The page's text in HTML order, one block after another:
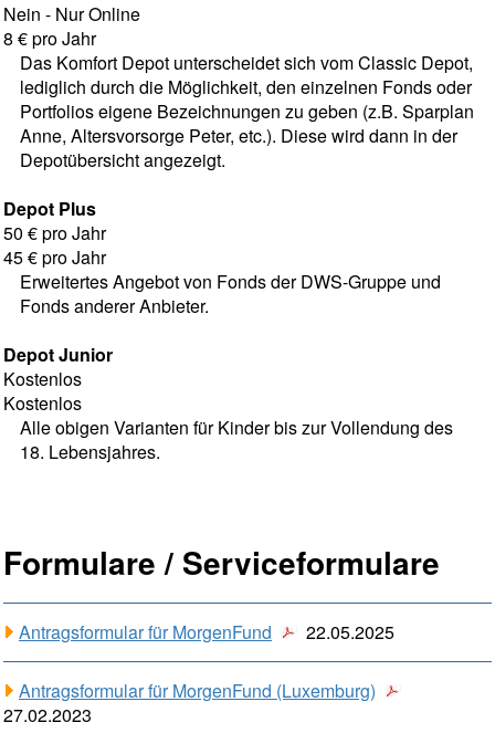
Nein - Nur Online
8 € pro Jahr
Das Komfort Depot unterscheidet sich vom Classic Depot,
lediglich durch die Möglichkeit, den einzelnen Fonds oder
Portfolios eigene Bezeichnungen zu geben (z.B. Sparplan
Anne, Altersvorsorge Peter, etc.). Diese wird dann in der
Depotübersicht angezeigt.
Depot Plus
50 € pro Jahr
45 € pro Jahr
Erweitertes Angebot von Fonds der DWS-Gruppe und
Fonds anderer Anbieter.
Depot Junior
Kostenlos
Kostenlos
Alle obigen Varianten für Kinder bis zur Vollendung des
18. Lebensjahres.
Formulare / Serviceformulare
Antragsformular für MorgenFund 22.05.2025
Antragsformular für MorgenFund (Luxemburg)
27.02.2023